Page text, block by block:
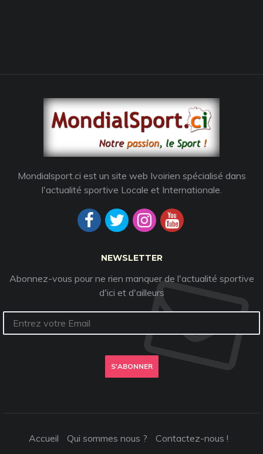
Mondialsport.ci est un site web Ivoirien spécialisé dans
l'actualité sportive Locale et Internationale.
NEWSLETTER
Abonnez-vous pour ne rien manquer de l'actualité sportive
d'ici et d'ailleurs
S'ABONNER
Accueil Qui sommes nous ? Contactez-nous !